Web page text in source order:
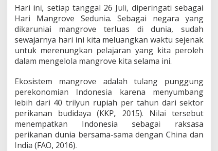
r
n
g
a
t
H
r
M
a
n
r
o
Hari ini, setiap tanggal 26 Juli, diperingati sebagai
Hari Mangrove Sedunia. Sebagai negara yang
dikaruniai mangrove terluas di dunia, sudah
sewajarnya hari ini kita meluangkan waktu sejenak
untuk merenungkan pelajaran yang kita peroleh
dalam mengelola mangrove kita selama ini.
Ekosistem mangrove adalah tulang punggung
perekonomian Indonesia karena menyumbang
lebih dari 40 trilyun rupiah per tahun dari sektor
perikanan budidaya (KKP, 2015). Nilai tersebut
menempatkan Indonesia sebagai raksasa
perikanan dunia bersama-sama dengan China dan
India (FAO, 2016).